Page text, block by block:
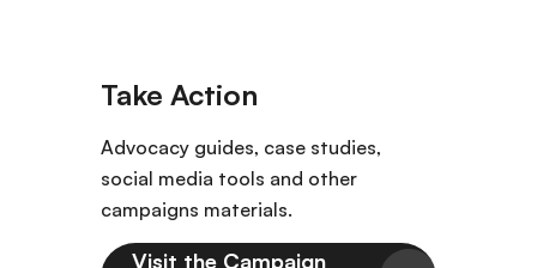
Advocacy guides, case studies,
social media tools and other
campaigns materials.
Visit the Campaign